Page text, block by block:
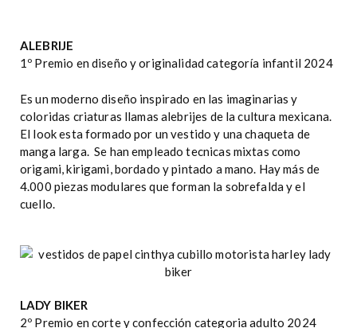
ALEBRIJE
1º Premio en diseño y originalidad categoría infantil 2024
Es un moderno diseño inspirado en las imaginarias y
coloridas criaturas llamas alebrijes de la cultura mexicana.
El look esta formado por un vestido y una chaqueta de
manga larga. Se han empleado tecnicas mixtas como
origami, kirigami, bordado y pintado a mano. Hay más de
4.000 piezas modulares que forman la sobrefalda y el
cuello.
LADY BIKER
2º Premio en corte y confección categoria adulto 2024